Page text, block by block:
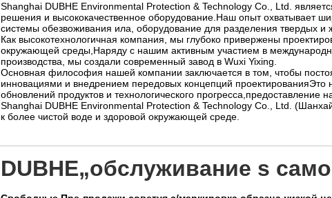
Shanghai DUBHE Environmental Protection & Technology Co., Ltd.
решения и высококачественное оборудование.Наш опыт охватывает
системы обезвоживания ила, оборудование для разделения твердых
Как высокотехнологичная компания, мы глубоко привержены
окружающей среды,Наряду с нашим активным участием в
производства, мы создали современный завод в Wuxi Yixing.
Основная философия нашей компании заключается в том, чтобы
инновациями и внедрением передовых концепций проектированияЭто
обновлений продуктов и технологического
Shanghai DUBHE Environmental Protection & Technology Co., Ltd.
к более чистой воде и здоровой окружающей среде.
DUBHE„обслуживание s